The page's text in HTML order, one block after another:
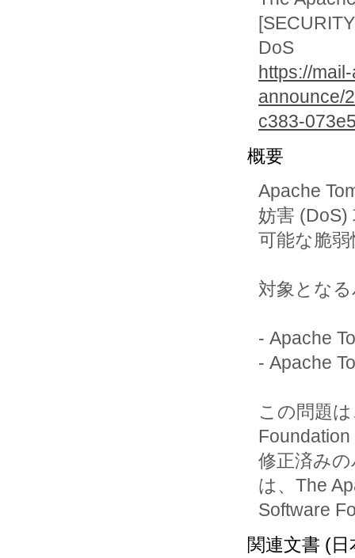
DoS
https://
announce/
c383-
概要
Apache
妨害 (DoS)
可能な脆
対象とな
- Apache
- Apache
この問題
修正済み
は、The
Software
関連文書 (日